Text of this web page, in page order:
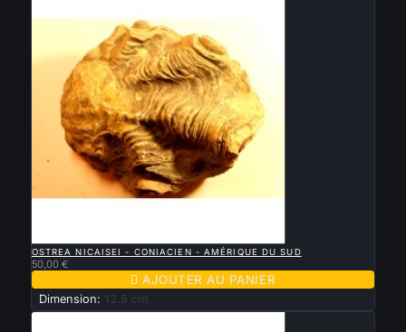
OSTREA NICAISEI - CONIACIEN - AMÉRIQUE DU SUD
50,00 €
 AJOUTER AU PANIER
Dimension: 12.5 cm